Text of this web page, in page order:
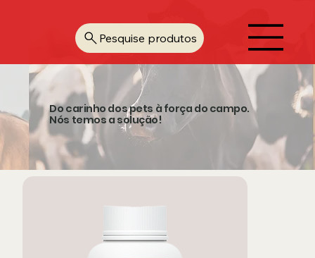
Pesquise produtos
Do carinho dos pets à força do campo.
Nós temos a solução!